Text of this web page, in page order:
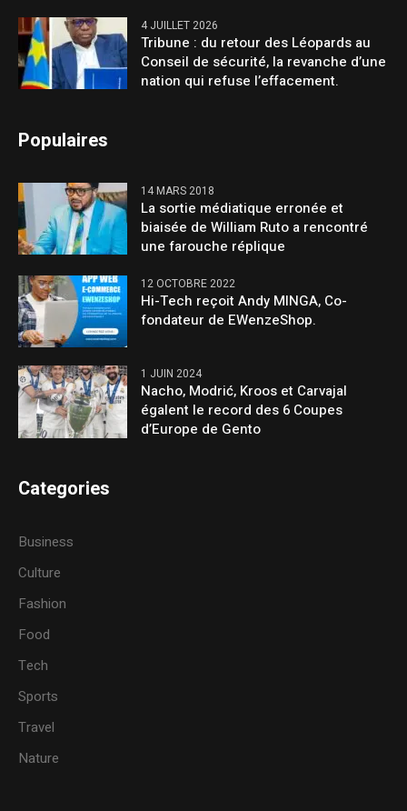
4 JUILLET 2026
Tribune : du retour des Léopards au
Conseil de sécurité, la revanche d’une
nation qui refuse l’effacement.
Populaires
14 MARS 2018
La sortie médiatique erronée et
biaisée de William Ruto a rencontré
une farouche réplique
12 OCTOBRE 2022
Hi-Tech reçoit Andy MINGA, Co-
fondateur de EWenzeShop.
1 JUIN 2024
Nacho, Modrić, Kroos et Carvajal
égalent le record des 6 Coupes
d’Europe de Gento
Categories
Business
Culture
Fashion
Food
Tech
Sports
Travel
Nature